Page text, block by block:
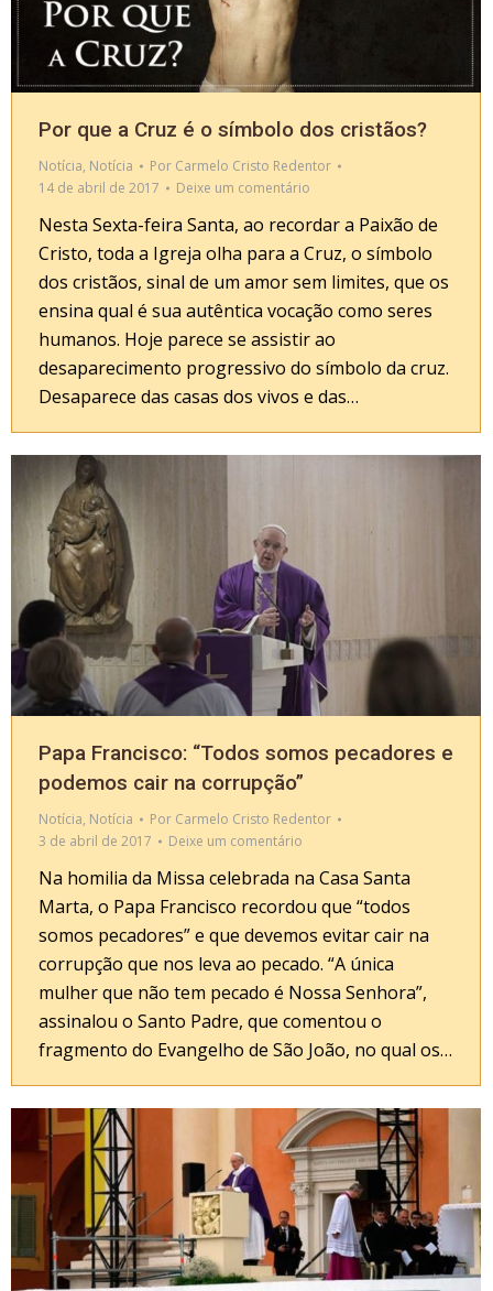
Por que a Cruz é o símbolo dos cristãos?
Notícia, Notícia Por Carmelo Cristo Redentor
14 de abril de 2017
Deixe um comentário
Nesta Sexta-feira Santa, ao recordar a Paixão de
Cristo, toda a Igreja olha para a Cruz, o símbolo
dos cristãos, sinal de um amor sem limites, que os
ensina qual é sua autêntica vocação como seres
humanos. Hoje parece se assistir ao
desaparecimento progressivo do símbolo da cruz.
Desaparece das casas dos vivos e das…
Papa Francisco: “Todos somos pecadores e
podemos cair na corrupção”
Notícia, Notícia Por Carmelo Cristo Redentor
3 de abril de 2017
Deixe um comentário
Na homilia da Missa celebrada na Casa Santa
Marta, o Papa Francisco recordou que “todos
somos pecadores” e que devemos evitar cair na
corrupção que nos leva ao pecado. “A única
mulher que não tem pecado é Nossa Senhora”,
assinalou o Santo Padre, que comentou o
fragmento do Evangelho de São João, no qual os…